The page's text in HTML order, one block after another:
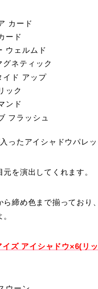
カード
ード
ウェルムド
グネティック
イド アップ
ック
ンド
フラッシュ
ったアイシャドウパレッ
を演出してくれます。
ら締め色まで揃っており
イズ アイシャドウ×6(リ